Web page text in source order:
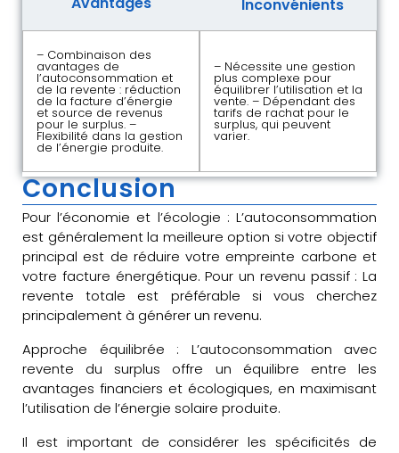
Inconvénients
– Combinaison des
avantages de
l’autoconsommation et
de la revente : réduction
de la facture d’énergie
et source de revenus
pour le surplus. –
Flexibilité dans la gestion
de l’énergie produite.
– Nécessite une gestion
plus complexe pour
équilibrer l’utilisation et la
vente. – Dépendant des
tarifs de rachat pour le
surplus, qui peuvent
varier.
Conclusion
Pour l’économie et l’écologie : L’autoconsommation
est généralement la meilleure option si votre objectif
principal est de réduire votre empreinte carbone et
votre facture énergétique. Pour un revenu passif : La
revente totale est préférable si vous cherchez
principalement à générer un revenu.
Approche équilibrée : L’autoconsommation avec
revente du surplus offre un équilibre entre les
avantages financiers et écologiques, en maximisant
l’utilisation de l’énergie solaire produite.
Il est important de considérer les spécificités de